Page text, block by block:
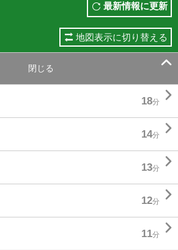
最新情報に更新
地図表示に切り替える
閉じる 
18分 
14分 
13分 
12分 
11分 